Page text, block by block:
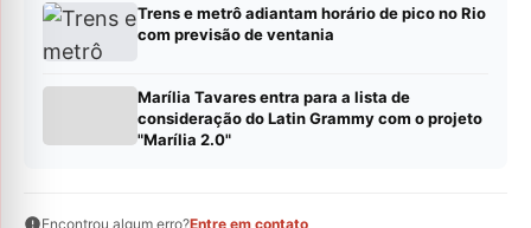
Trens e metrô adiantam horário de pico no Rio
com previsão de ventania
Marília Tavares entra para a lista de
consideração do Latin Grammy com o projeto
"Marília 2.0"
Encontrou algum erro?Entre em contato